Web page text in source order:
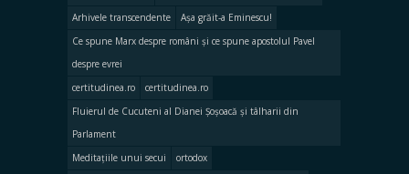
Arhivele transcendente
Așa grăit-a Eminescu!
Ce spune Marx despre români și ce spune apostolul Pavel
despre evrei
certitudinea.ro
certitudinea.ro
Fluierul de Cucuteni al Dianei Șoșoacă și tâlharii din
Parlament
Meditațiile unui secui
ortodox